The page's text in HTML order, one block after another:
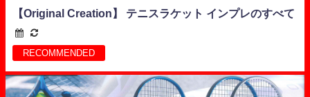
【Original Creation】 テニスラケット インプレのすべて
RECOMMENDED